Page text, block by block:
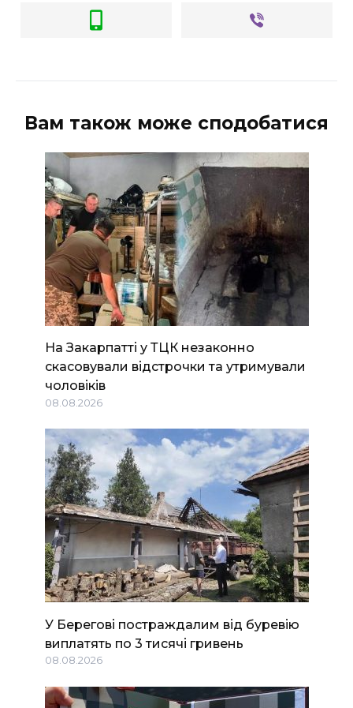
Вам також може сподобатися
На Закарпатті у ТЦК незаконно
скасовували відстрочки та утримували
чоловіків
08.08.2026
У Берегові постраждалим від буревію
виплатять по 3 тисячі гривень
08.08.2026